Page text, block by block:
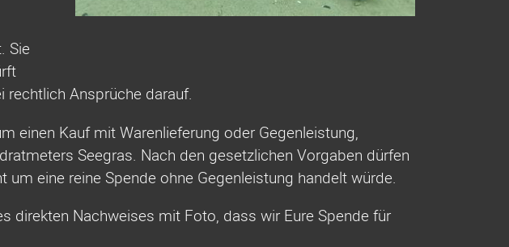
Sie
rechtlich Ansprüche darauf.
einen Kauf mit Warenlieferung oder Gegenleistung,
Seegras. Nach den gesetzlichen Vorgaben dürfen
eine reine Spende ohne Gegenleistung handelt würde.
direkten Nachweises mit Foto, dass wir Eure Spende für